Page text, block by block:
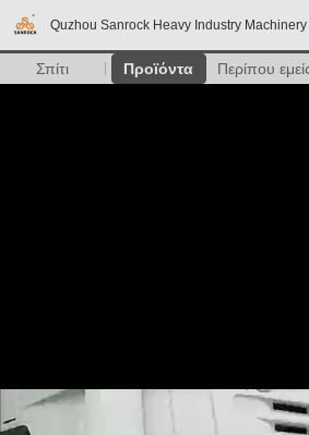
Quzhou Sanrock Heavy Industry Machinery
Σπίτι Προϊόντα Περίπου